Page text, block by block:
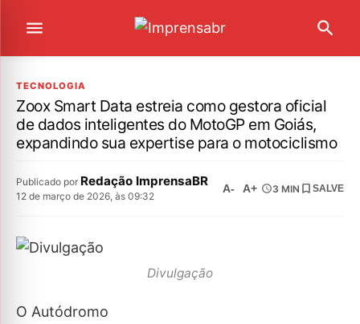
TECNOLOGIA
Zoox Smart Data estreia como gestora oficial
de dados inteligentes do MotoGP em Goiás,
expandindo sua expertise para o motociclismo
Publicado por Redação ImprensaBR
12 de março de 2026, às 09:32
A- A+ 3 MIN SALVE
Divulgação
O Autódromo